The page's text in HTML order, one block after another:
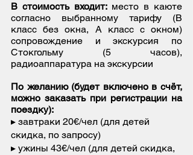
В стоимость входит: место в каюте
согласно выбранному тарифу (B
класс без окна, A класс с окном)
сопровождение и экскурсия по
Стокгольму (5 часов),
радиоаппаратура на экскурсии
По желанию (будет включено в счёт,
можно заказать при регистрации на
поездку):
▸ завтраки 20€/чел (для детей
скидка, по запросу)
▸ ужины 43€/чел (для детей скидка,